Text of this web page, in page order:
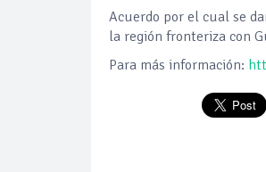
Acuerdo por el cual se
la región fronteriza con
Para más información: